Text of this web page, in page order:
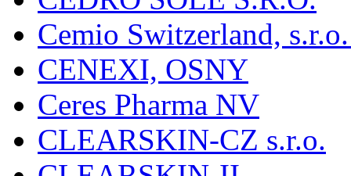
Cemio Switzerland,
CENEXI, OSNY
Ceres Pharma NV
CLEARSKIN-CZ s.r.o.